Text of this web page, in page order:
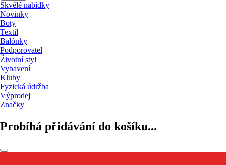
Skvělé nabídky
Novinky
Boty
Textil
Balónky
Podporovatel
Životní styl
Vybavení
Kluby
Fyzická údržba
Výprodej
Značky
Probíhá přidávání do košíku...